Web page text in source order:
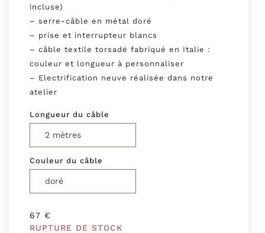
incluse)
– serre-câble en métal doré
– prise et interrupteur blancs
– câble textile torsadé fabriqué en Italie :
couleur et longueur à personnaliser
– Electrification neuve réalisée dans notre
atelier
Longueur du câble
Couleur du câble
67 €
RUPTURE DE STOCK